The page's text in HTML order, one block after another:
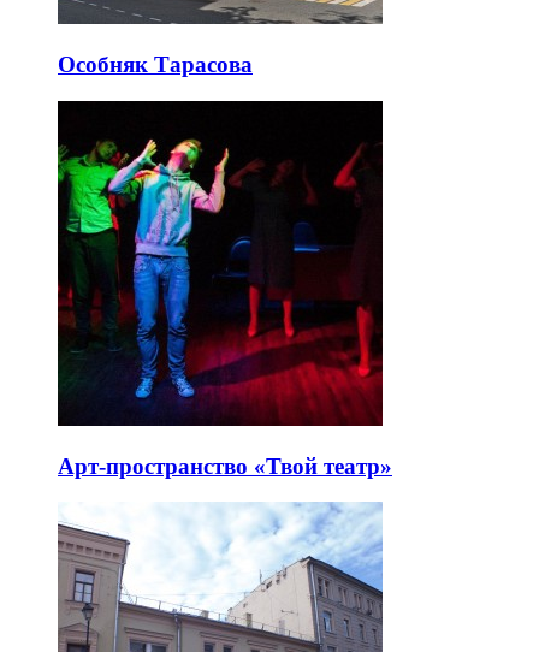
Особняк Тарасова
Арт-пространство «Твой театр»